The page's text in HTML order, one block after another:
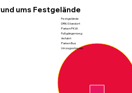
ums Festgelände
Festgelände
DRK-Standort
Parken PKW
Fußgängerweg
Anfahrt
Parken Bus
Umzugsstrecke​